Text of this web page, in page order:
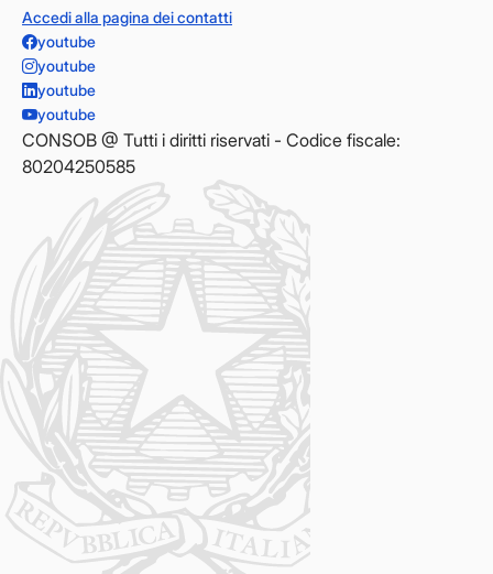
Accedi alla pagina dei contatti
youtube
youtube
youtube
youtube
CONSOB @ Tutti i diritti riservati - Codice fiscale:
80204250585